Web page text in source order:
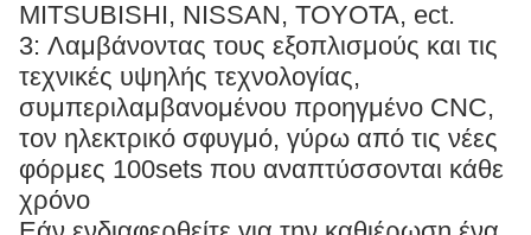
MITSUBISHI, NISSAN, TOYOTA, ect.
3: Λαμβάνοντας τους εξοπλισμούς και τις
τεχνικές υψηλής τεχνολογίας,
συμπεριλαμβανομένου προηγμένο CNC,
τον ηλεκτρικό σφυγμό, γύρω από τις νέες
φόρμες 100sets που αναπτύσσονται κάθε
χρόνο